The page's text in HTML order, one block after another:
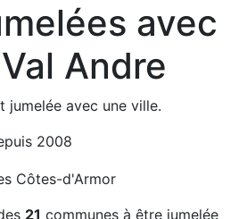
avec
Andre
jumelée avec une ville.
2008
Côtes-d'Armor
21 communes à être jumelée